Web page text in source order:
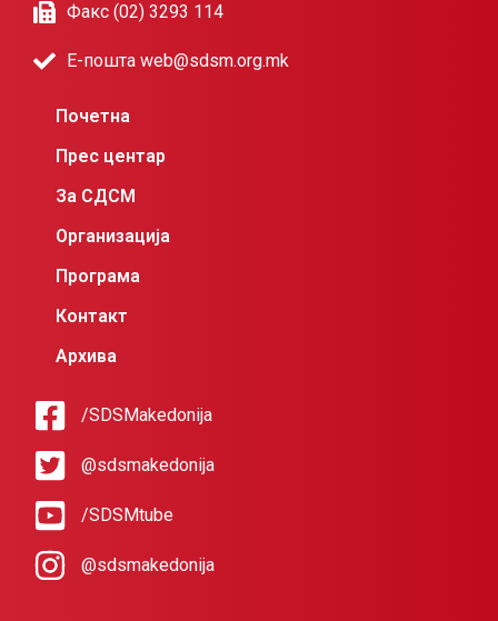
Факс (02) 3293 114
Е-пошта web@sdsm.org.mk
Почетна
Прес центар
За СДСМ
Организација
Програма
Контакт
Архива
/SDSMakedonija
@sdsmakedonija
/SDSMtube
@sdsmakedonija